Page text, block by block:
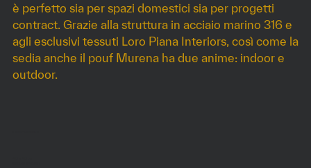
è perfetto sia per spazi domestici sia per progetti
contract. Grazie alla struttura in acciaio marino 316 e
agli esclusivi tessuti Loro Piana Interiors, così come la
sedia anche il pouf Murena ha due anime: indoor e
outdoor.